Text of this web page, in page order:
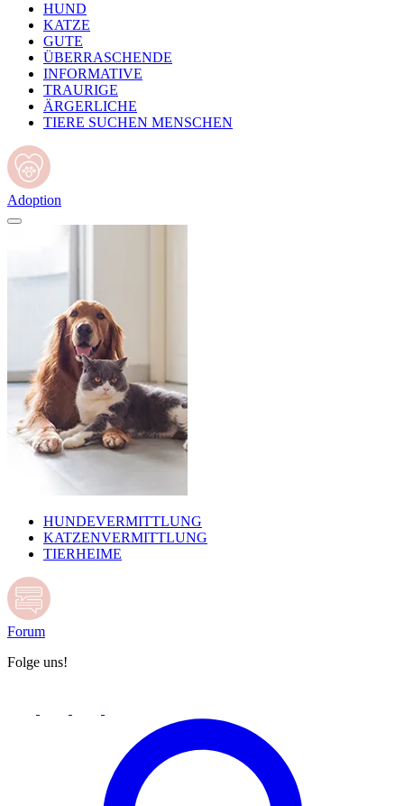
HUND
KATZE
GUTE
ÜBERRASCHENDE
INFORMATIVE
TRAURIGE
ÄRGERLICHE
TIERE SUCHEN MENSCHEN
Adoption
HUNDEVERMITTLUNG
KATZENVERMITTLUNG
TIERHEIME
Forum
Folge uns!